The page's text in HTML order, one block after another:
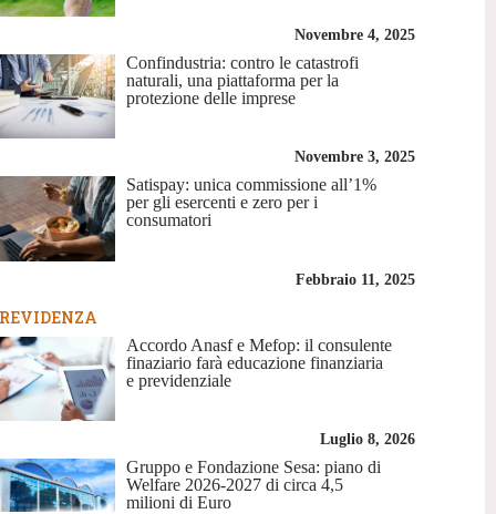
Novembre 4, 2025
Confindustria: contro le catastrofi
naturali, una piattaforma per la
protezione delle imprese
Novembre 3, 2025
Satispay: unica commissione all’1%
per gli esercenti e zero per i
consumatori
Febbraio 11, 2025
Accordo Anasf e Mefop: il consulente
finaziario farà educazione finanziaria
e previdenziale
Luglio 8, 2026
Gruppo e Fondazione Sesa: piano di
Welfare 2026-2027 di circa 4,5
milioni di Euro